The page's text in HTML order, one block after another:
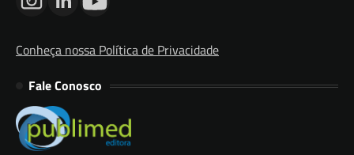
Conheça nossa Política de Privacidade
Fale Conosco